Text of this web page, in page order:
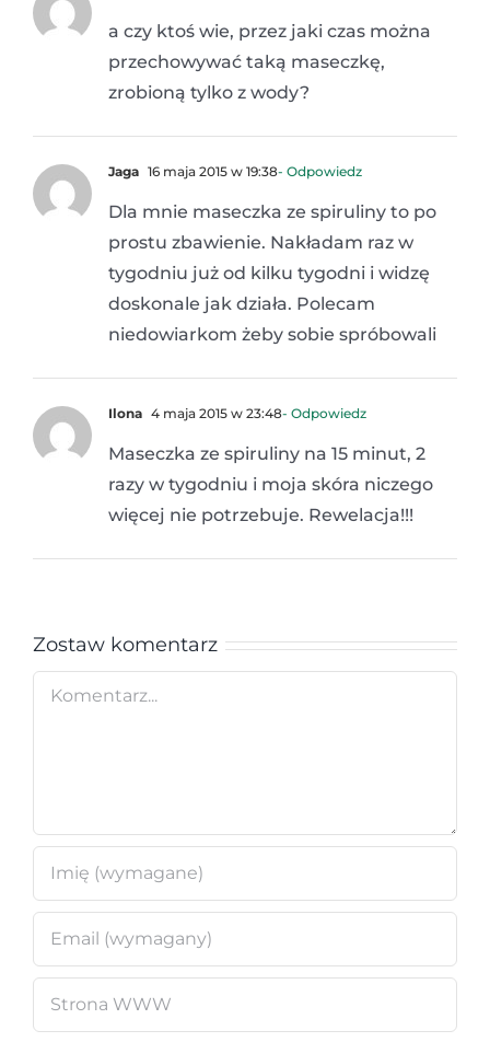
a czy ktoś wie, przez jaki czas można
przechowywać taką maseczkę,
zrobioną tylko z wody?
Jaga 16 maja 2015 w 19:38- Odpowiedz
Dla mnie maseczka ze spiruliny to po
prostu zbawienie. Nakładam raz w
tygodniu już od kilku tygodni i widzę
doskonale jak działa. Polecam
niedowiarkom żeby sobie spróbowali
Ilona 4 maja 2015 w 23:48- Odpowiedz
Maseczka ze spiruliny na 15 minut, 2
razy w tygodniu i moja skóra niczego
więcej nie potrzebuje. Rewelacja!!!
Zostaw komentarz